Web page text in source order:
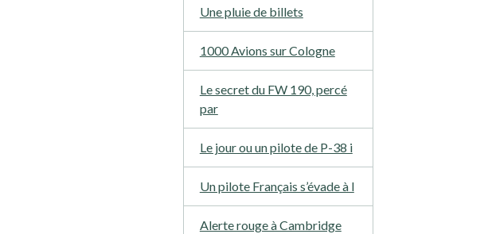
Une pluie de billets
1000 Avions sur Cologne
Le secret du FW 190, percé
par
Le jour ou un pilote de P-38 i
Un pilote Français s’évade à l
Alerte rouge à Cambridge